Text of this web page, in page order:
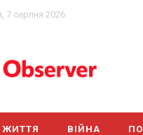
7 серпня 2026
ЖИТТЯ ВІЙНА